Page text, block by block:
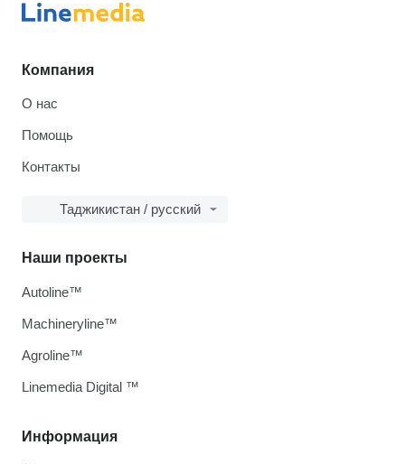
Компания
О нас
Помощь
Контакты
Таджикистан / русский
Информация
Наши проекты
Autoline™
Machineryline™
Agroline™
Linemedia Digital ™